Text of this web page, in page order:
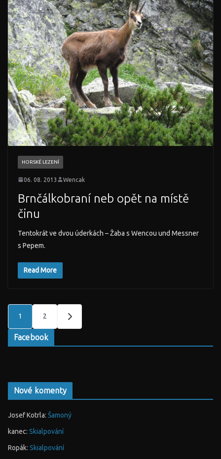
HORSKÉ LEZENÍ
06. 08. 2013 Wencak
Brnčálkobraní neb opět na místě
činu
Tentokrát ve dvou úderkách – Žaba s Wencou und Messner
s Pepem.
Read More
Stránkování
příspěvků
1 2
Facebook
Nové komenty
Josef Kotrla: Šamoný
kanec: Skialpování
Ropák: Skialpování